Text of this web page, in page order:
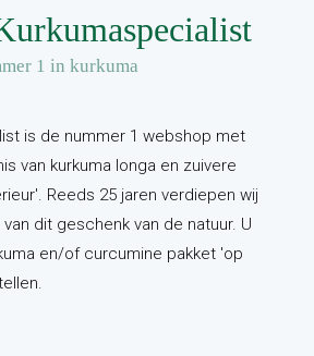
is de nummer 1 webshop met
van kurkuma longa en zuivere
Reeds 25 jaren verdiepen wij
dit geschenk van de natuur. U
en/of curcumine pakket 'op